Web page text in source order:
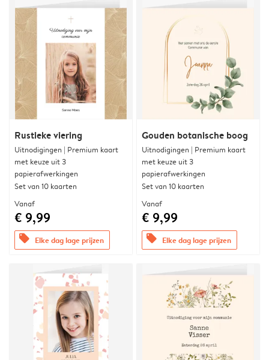
Rustieke viering
Uitnodigingen | Premium kaart
met keuze uit 3
papierafwerkingen
Set van 10 kaarten
Vanaf
€ 9,99
offers Elke dag lage prijzen
Gouden botanische boog
Uitnodigingen | Premium kaart
met keuze uit 3
papierafwerkingen
Set van 10 kaarten
Vanaf
€ 9,99
offers Elke dag lage prijzen